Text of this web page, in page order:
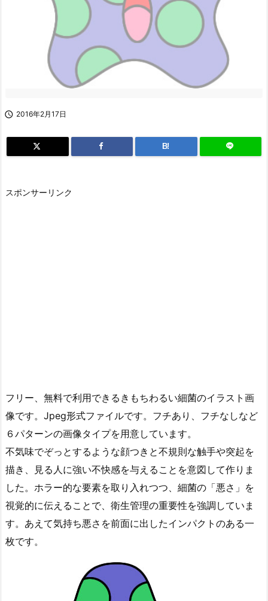
 2016年2月17日
B!
スポンサーリンク
フリー、無料で利用できるきもちわるい細菌のイラスト画
像です。Jpeg形式ファイルです。フチあり、フチなしなど
６パターンの画像タイプを用意しています。
不気味でぞっとするような顔つきと不規則な触手や突起を
描き、見る人に強い不快感を与えることを意図して作りま
した。ホラー的な要素を取り入れつつ、細菌の「悪さ」を
視覚的に伝えることで、衛生管理の重要性を強調していま
す。あえて気持ち悪さを前面に出したインパクトのある一
枚です。